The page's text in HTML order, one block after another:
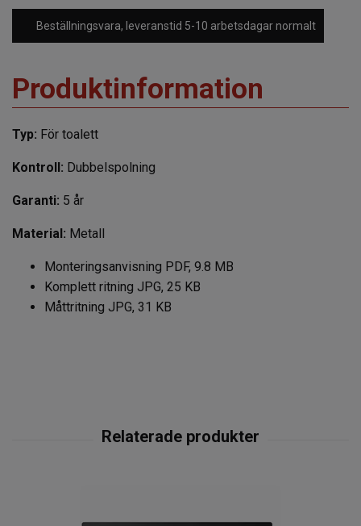
Beställningsvara, leveranstid 5-10 arbetsdagar normalt
Produktinformation
Typ: För toalett
Kontroll: Dubbelspolning
Garanti: 5 år
Material: Metall
Monteringsanvisning PDF, 9.8 MB
Komplett ritning JPG, 25 KB
Måttritning JPG, 31 KB